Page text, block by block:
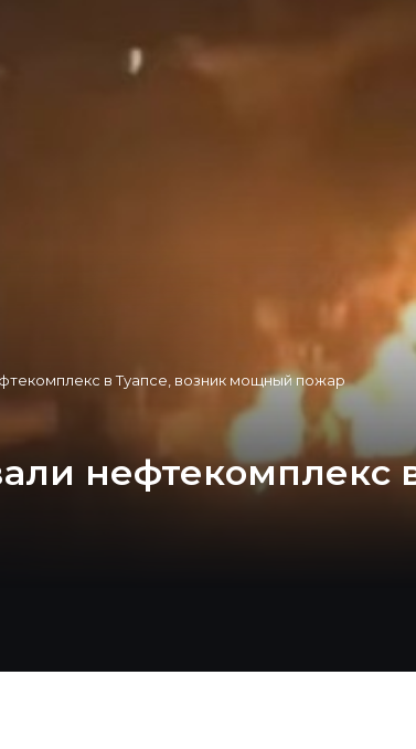
в Туапсе, возник мощный пожар
нефтекомплекс